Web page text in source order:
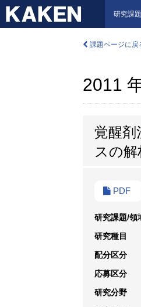
研究課
課題ページに戻
2011
覚醒剤
スの解
PDF
研究課題/領
研究種目
配分区分
応募区分
研究分野